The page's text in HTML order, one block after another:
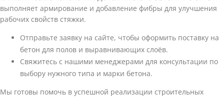
выполняет армирование и добавление фибры для улучшения
рабочих свойств стяжки.
Отправьте заявку на сайте, чтобы оформить поставку на
бетон для полов и выравнивающих слоёв.
Свяжитесь с нашими менеджерами для консультации по
выбору нужного типа и марки бетона.
Мы готовы помочь в успешной реализации строительных